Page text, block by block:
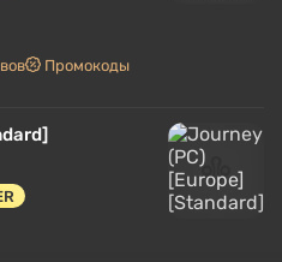
Промокоды